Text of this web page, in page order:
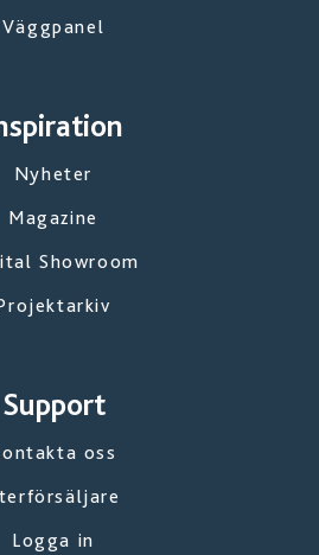
Väggpanel
Nyheter
Magazine
Showroom
Support
oss
Logga in